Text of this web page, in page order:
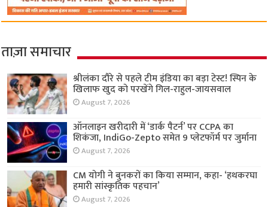
ताज़ा समाचार
श्रीलंका दौरे से पहले टीम इंडिया का बड़ा टेस्ट! स्पिन के
खिलाफ खुद को परखेंगे गिल-राहुल-जायसवाल
August 7, 2026
ऑनलाइन खरीदारी में ‘डार्क पैटर्न’ पर CCPA का
शिकंजा, IndiGo-Zepto समेत 9 प्लेटफॉर्म पर जुर्माना
August 7, 2026
CM योगी ने बुनकरों का किया सम्मान, कहा- ‘हथकरघा
हमारी सांस्कृतिक पहचान’
August 7, 2026